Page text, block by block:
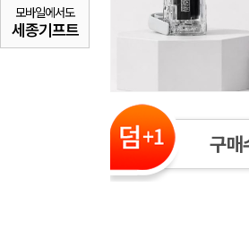
모바일에서도
세종기프트
구매